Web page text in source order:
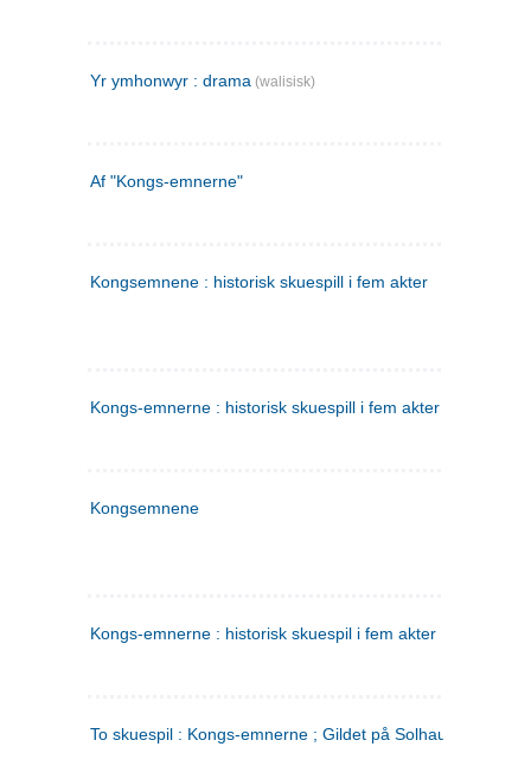
Yr ymhonwyr : drama (walisisk)
Af "Kongs-emnerne"
Kongsemnene : historisk skuespill i fem akter
Kongs-emnerne : historisk skuespill i fem akter
Kongsemnene
Kongs-emnerne : historisk skuespil i fem akter
To skuespil : Kongs-emnerne ; Gildet på Solhaug